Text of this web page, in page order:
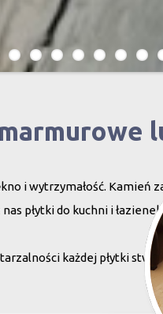
i wytrzymałość.
płytki do kuchni i
każdej płytki